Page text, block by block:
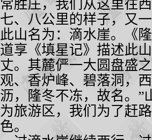
常胜庄，我们从这里往
七、八公里的样子，又
此山名为：滴水崖。《
道享《填星记》描述此
丈。其麓俨一大圆盘盛
观、香炉峰、碧落洞，
沥，隆冬不冻，故名。”
为旅游区，我们为了赶
色。